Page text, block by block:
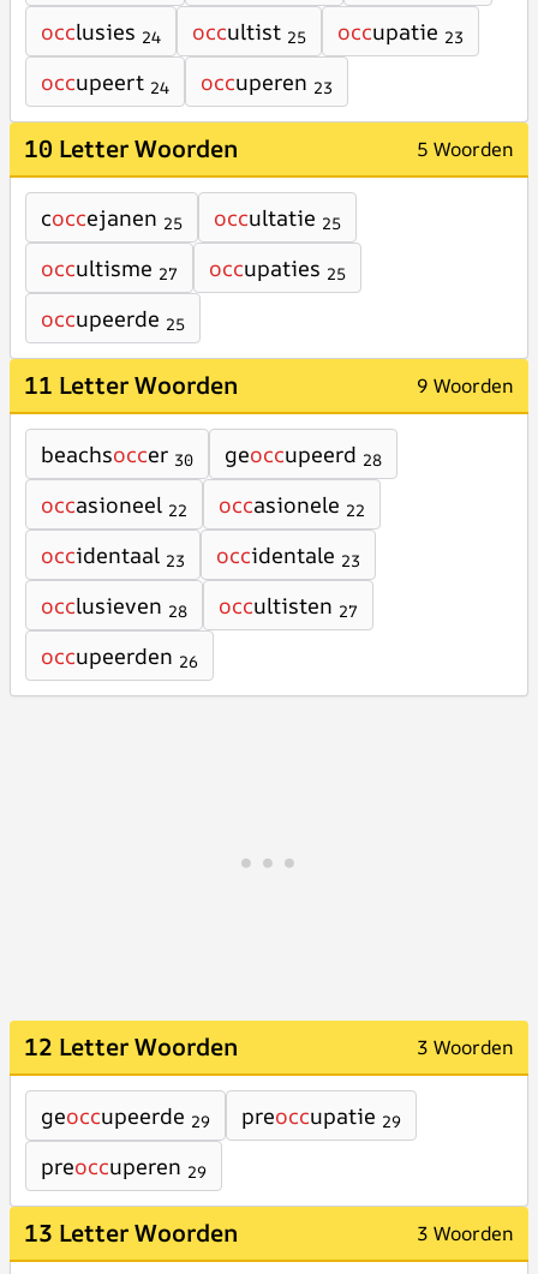
occlusies 24 occultist 25 occupatie 23
occupeert 24 occuperen 23
10 Letter Woorden 5 Woorden
coccejanen 25 occultatie 25
occultisme 27 occupaties 25
occupeerde 25
11 Letter Woorden 9 Woorden
beachsoccer 30 geoccupeerd 28
occasioneel 22 occasionele 22
occidentaal 23 occidentale 23
occlusieven 28 occultisten 27
occupeerden 26
12 Letter Woorden 3 Woorden
geoccupeerde 29 preoccupatie 29
preoccuperen 29
13 Letter Woorden 3 Woorden